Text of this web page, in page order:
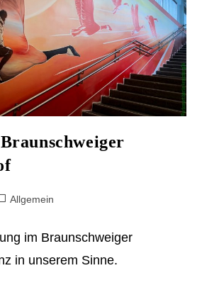
Allgemein
im Braunschweiger
in unserem Sinne.